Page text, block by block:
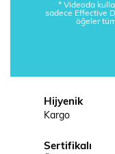
* Videoda
sadece Effective
öğeler
Hijyenik
Kargo
Sertifikalı